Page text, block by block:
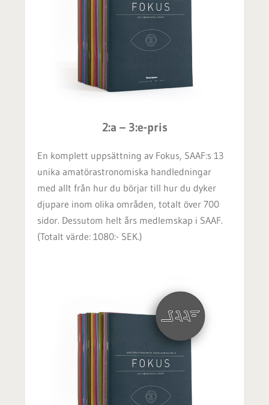
2:a – 3:e-pris
En komplett uppsättning av Fokus, SAAF:s 13
unika amatörastronomiska handledningar
med allt från hur du börjar till hur du dyker
djupare inom olika områden, totalt över 700
sidor. Dessutom helt års medlemskap i SAAF.
(Totalt värde: 1080:- SEK.)